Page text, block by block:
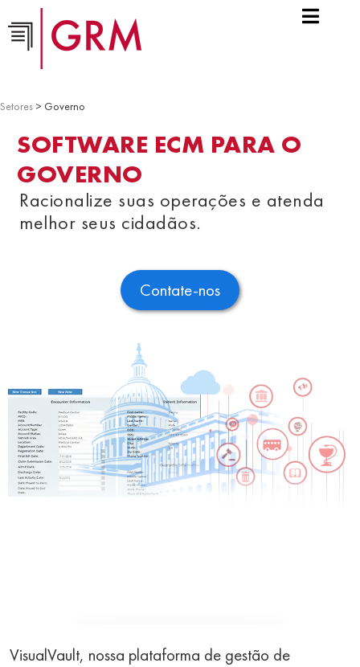
Setores > Governo
SOFTWARE ECM PARA O
GOVERNO
Racionalize suas operações e atenda
melhor seus cidadãos.
Contate-nos
VisualVault, nossa plataforma de gestão de